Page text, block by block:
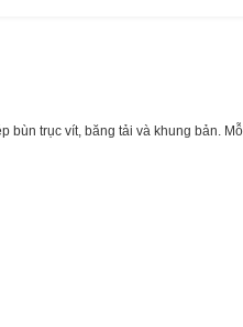
bùn trục vít, băng tải và khung bản.